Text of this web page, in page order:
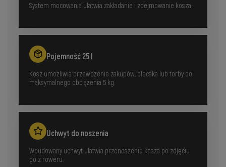
System mocowania ułatwia zakładanie i zdejmowanie kosza.
Pojemność 25 l
Kosz umożliwia przewożenie zakupów, plecaka lub torby do
maksymalnego obciążenia 5 kg.
Uchwyt do noszenia
Wbudowany uchwyt ułatwia przenoszenie kosza po zdjęciu
go z roweru.